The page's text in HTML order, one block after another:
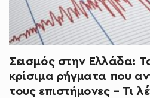
Σεισμός στην Ελλάδα:
κρίσιμα ρήγματα που
τους επιστήμονες – Τι